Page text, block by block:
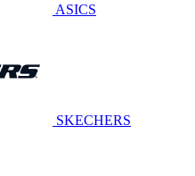
ASICS
SKECHERS